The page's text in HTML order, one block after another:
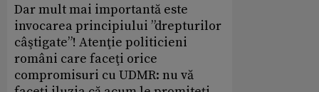
Dar mult mai importantă este
invocarea principiului ”drepturilor
câştigate”! Atenţie politicieni
români care faceţi orice
compromisuri cu UDMR: nu vă